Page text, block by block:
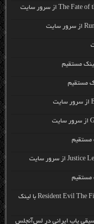
دانلود رایگان فیلم خارجی Resident Evil The Final Chapter 2017 با لینک
پاپ ایرانی در لس‌آنجلس